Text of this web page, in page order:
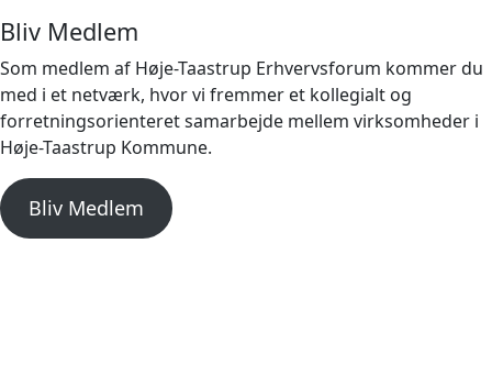
Bliv Medlem
Som medlem af Høje-Taastrup Erhvervsforum kommer du
med i et netværk, hvor vi fremmer et kollegialt og
forretningsorienteret samarbejde mellem virksomheder i
Høje-Taastrup Kommune.
Bliv Medlem